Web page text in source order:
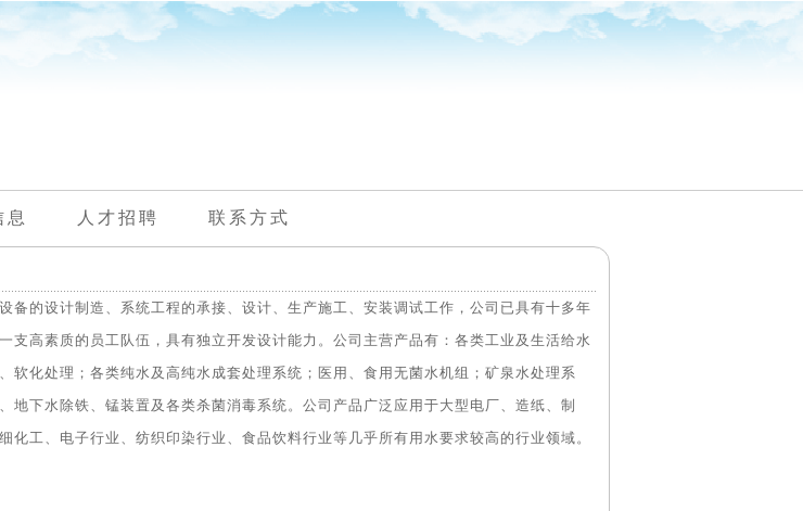
息 人才招聘 联系方式
备的设计制造、系统工程的承接、设计、生产施工、安装调试工作，公司已具有十多年
支高素质的员工队伍，具有独立开发设计能力。公司主营产品有：各类工业及生活给水
软化处理；各类纯水及高纯水成套处理系统；医用、食用无菌水机组；矿泉水处理系
地下水除铁、锰装置及各类杀菌消毒系统。公司产品广泛应用于大型电厂、造纸、制
化工、电子行业、纺织印染行业、食品饮料行业等几乎所有用水要求较高的行业领域。